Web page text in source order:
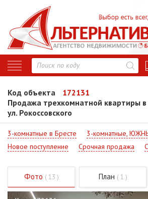
Код объекта
172131
Продажа трехкомнатной квартиры в
ул. Рокоссовского
3-комнатные в Бресте 3-комнатные,
Новое поступление
Срочная продажа
Фото ( 13 ) План ( 1 )